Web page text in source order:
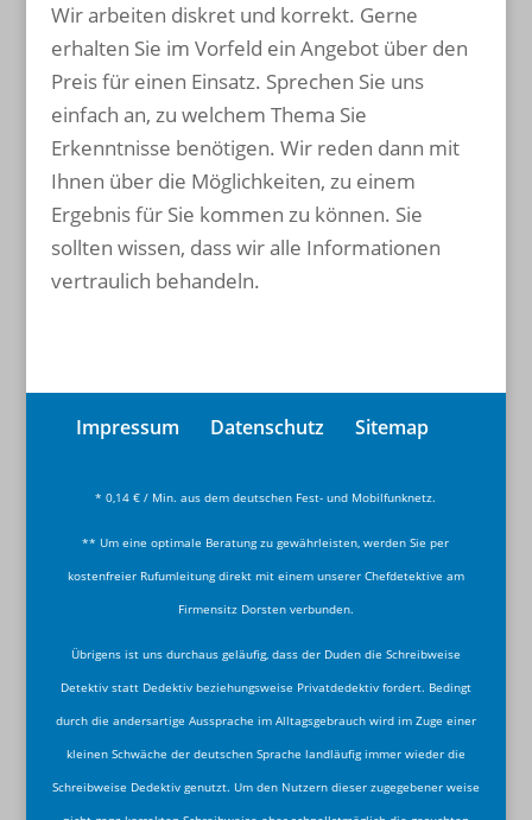
Wir arbeiten diskret und korrekt. Gerne
erhalten Sie im Vorfeld ein Angebot über den
Preis für einen Einsatz. Sprechen Sie uns
einfach an, zu welchem Thema Sie
Erkenntnisse benötigen. Wir reden dann mit
Ihnen über die Möglichkeiten, zu einem
Ergebnis für Sie kommen zu können. Sie
sollten wissen, dass wir alle Informationen
vertraulich behandeln.
Impressum Datenschutz Sitemap
* 0,14 € / Min. aus dem deutschen Fest- und Mobilfunknetz.
** Um eine optimale Beratung zu gewährleisten, werden Sie per
kostenfreier Rufumleitung direkt mit einem unserer Chefdetektive am
Firmensitz Dorsten verbunden.
Übrigens ist uns durchaus geläufig, dass der Duden die Schreibweise
Detektiv statt Dedektiv beziehungsweise Privatdedektiv fordert. Bedingt
durch die andersartige Aussprache im Alltagsgebrauch wird im Zuge einer
kleinen Schwäche der deutschen Sprache landläufig immer wieder die
Schreibweise Dedektiv genutzt. Um den Nutzern dieser zugegebener weise